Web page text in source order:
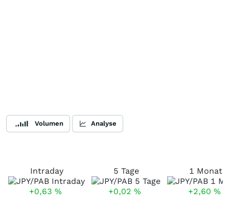
Volumen Analyse
Intraday
+0,63 %
5 Tage
+0,02 %
1 Monat
+2,60 %